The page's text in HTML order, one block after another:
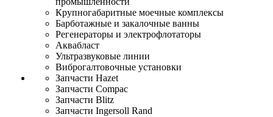
Крупногабаритные моечные комплексы
Барботажные и закалочные ванны
Регенераторы и электрофлотаторы
Аквабласт
Ультразвуковые линии
Виброгалтовочные установки
Запчасти Hazet
Запчасти Compac
Запчасти Blitz
Запчасти Ingersoll Rand